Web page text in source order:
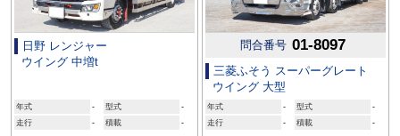
日野 レンジャー
ウイング 中増t
年式 - 型式
-
走行
- 積載 -
問合番号 01-8097
三菱ふそう スーパーグレート
ウイング 大型
年式 - 型式
-
走行
- 積載 -